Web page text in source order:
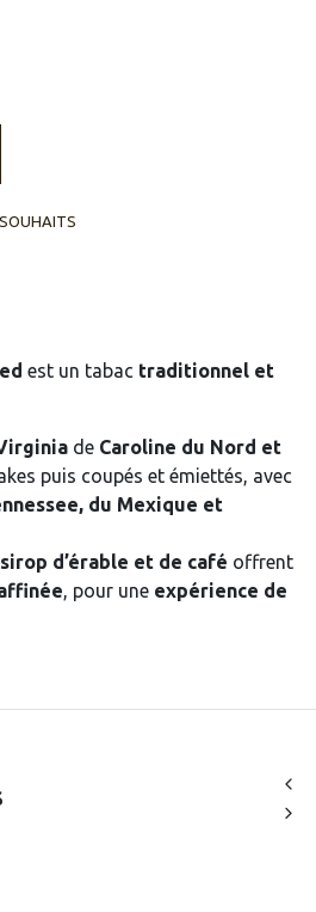
est un tabac traditionnel et
de Caroline du Nord et
puis coupés et émiettés, avec
du Mexique et
d’érable et de café offrent
, pour une expérience de